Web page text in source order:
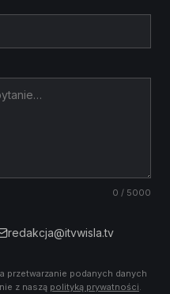
0 / 5000
redakcja@itvwisla.tv
przetwarzanie podanych danych
z naszą polityką prywatności.